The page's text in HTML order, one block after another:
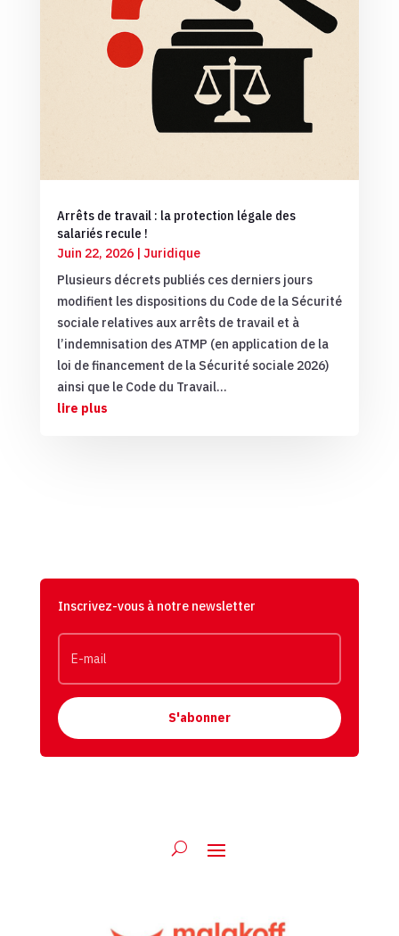
Arrêts de travail : la protection légale des
salariés recule !
Juin 22, 2026| Juridique
Plusieurs décrets publiés ces derniers jours
modifient les dispositions du Code de la Sécurité
sociale relatives aux arrêts de travail et à
l’indemnisation des ATMP (en application de la
loi de financement de la Sécurité sociale 2026)
ainsi que le Code du Travail...
lire plus
Inscrivez-vous à notre newsletter
S'abonner